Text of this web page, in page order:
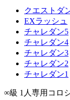
クエストダ
EXラッシュ
チャレダン5
チャレダン4
チャレダン3
チャレダン2
チャレダン1
∞級 1人専用コロ